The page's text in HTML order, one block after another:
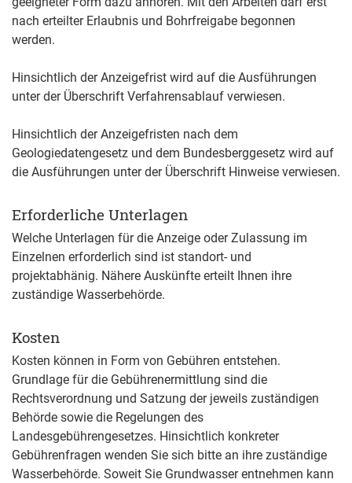
nach erteilter Erlaubnis und Bohrfreigabe begonnen
werden.
Hinsichtlich der Anzeigefrist wird auf die Ausführungen
unter der Überschrift Verfahrensablauf verwiesen.
Hinsichtlich der Anzeigefristen nach dem
Geologiedatengesetz und dem Bundesberggesetz wird auf
die Ausführungen unter der Überschrift Hinweise verwiesen.
Erforderliche Unterlagen
Welche Unterlagen für die Anzeige oder Zulassung im
Einzelnen erforderlich sind ist standort- und
projektabhänig. Nähere Auskünfte erteilt Ihnen ihre
zuständige Wasserbehörde.
Kosten
Kosten können in Form von Gebühren entstehen.
Grundlage für die Gebührenermittlung sind die
Rechtsverordnung und Satzung der jeweils zuständigen
Behörde sowie die Regelungen des
Landesgebührengesetzes. Hinsichtlich konkreter
Gebührenfragen wenden Sie sich bitte an ihre zuständige
Wasserbehörde. Soweit Sie Grundwasser entnehmen kann